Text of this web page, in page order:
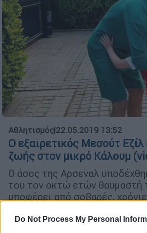
Do Not Process My Personal
Αθλητισμός|22.05.2019 13:52
Ο εξαιρετικός Μεσούτ
ζωής στον μικρό Κάλουμ
Ο άσος της Αρσεναλ
του τον οκτώ ετών θαυμαστή
υποφέρει από σοβαρές,